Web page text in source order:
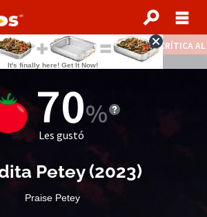
GRATIS NOTICIAS DESTACADAS CRÍTICA
70
Les gustó
Petey(2023)
Praise Petey